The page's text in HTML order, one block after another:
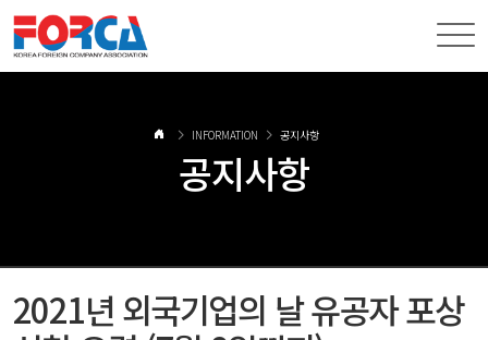
INFORMATION 공지사항
공지사항
2021년 외국기업의 날 유공자 포상